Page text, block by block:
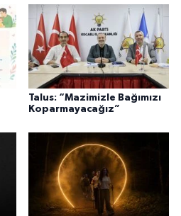
Talus: “Mazimizle Bağımızı
Koparmayacağız”